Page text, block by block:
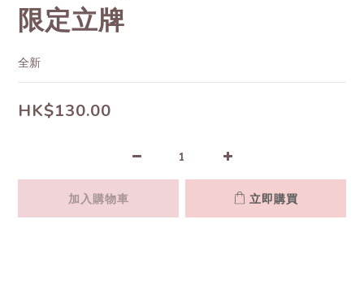
限定立牌
全新
HK$130.00
加入購物車 立即購買